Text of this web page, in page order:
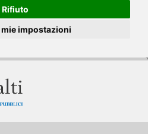
Rifiuto
mie impostazioni